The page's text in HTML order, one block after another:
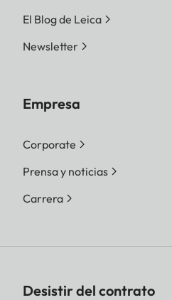
El Blog de Leica
Newsletter
Empresa
Corporate
Prensa y noticias
Carrera
Desistir del contrato